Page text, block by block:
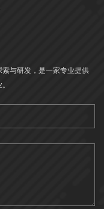
与研发，是一家专业提供